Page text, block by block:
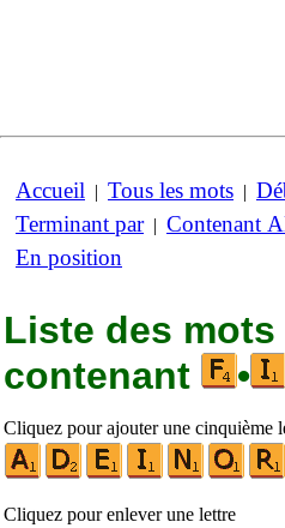
Accueil | Tous les mots |
Terminant par| Contenant
En position
Liste des mots
contenant
•
Cliquez pour ajouter une cinquième
Cliquez pour enlever une lettre